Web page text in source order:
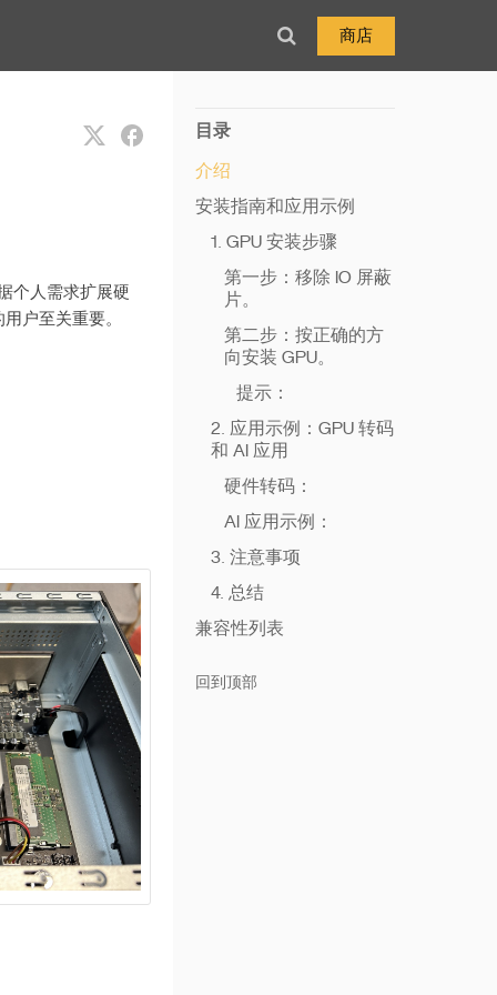
商店
个人需求扩展硬
户至关重要。
目录
介绍
安装指南和应用示例
1. GPU 安装步骤
第一步：移除 IO 屏蔽
片。
第二步：按正确的方
向安装 GPU。
提示：
2. 应用示例：GPU 转码
和 AI 应用
硬件转码：
AI 应用示例：
3. 注意事项
4. 总结
兼容性列表
回到顶部